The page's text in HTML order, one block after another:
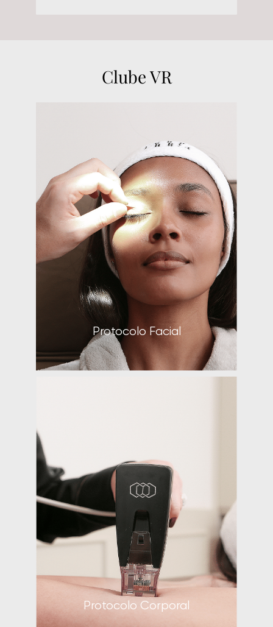
médica muito atenciosa e
Sou muito fã da clínica e de
todos os funcionários! Deixo
aqui o meu agradecimento a
todos que fazem parte dessa
equipe maravilhosa.
Isabela Pessanha
Clube VR
Protocolo Facial